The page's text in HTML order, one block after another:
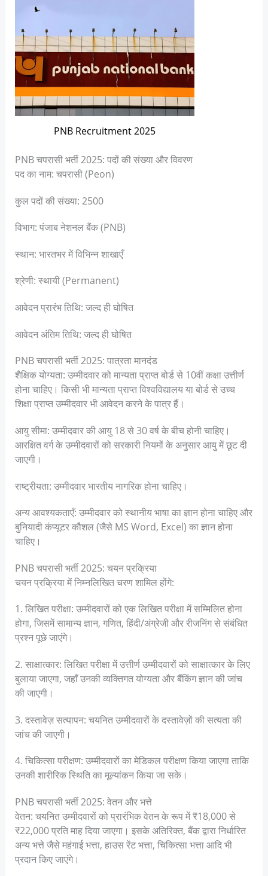
PNB Recruitment 2025
PNB चपरासी भर्ती 2025: पदों की संख्या और विवरण
पद का नाम: चपरासी (Peon)
कुल पदों की संख्या: 2500
विभाग: पंजाब नेशनल बैंक (PNB)
स्थान: भारतभर में विभिन्न शाखाएँ
श्रेणी: स्थायी (Permanent)
आवेदन प्रारंभ तिथि: जल्द ही घोषित
आवेदन अंतिम तिथि: जल्द ही घोषित
PNB चपरासी भर्ती 2025: पात्रता मानदंड
शैक्षिक योग्यता: उम्मीदवार को मान्यता प्राप्त बोर्ड से 10वीं कक्षा उत्तीर्ण
होना चाहिए। किसी भी मान्यता प्राप्त विश्वविद्यालय या बोर्ड से उच्च
शिक्षा प्राप्त उम्मीदवार भी आवेदन करने के पात्र हैं।
आयु सीमा: उम्मीदवार की आयु 18 से 30 वर्ष के बीच होनी चाहिए।
आरक्षित वर्ग के उम्मीदवारों को सरकारी नियमों के अनुसार आयु में छूट दी
जाएगी।
राष्ट्रीयता: उम्मीदवार भारतीय नागरिक होना चाहिए।
अन्य आवश्यकताएँ: उम्मीदवार को स्थानीय भाषा का ज्ञान होना चाहिए और
बुनियादी कंप्यूटर कौशल (जैसे MS Word, Excel) का ज्ञान होना
चाहिए।
PNB चपरासी भर्ती 2025: चयन प्रक्रिया
चयन प्रक्रिया में निम्नलिखित चरण शामिल होंगे:
1. लिखित परीक्षा: उम्मीदवारों को एक लिखित परीक्षा में सम्मिलित होना
होगा, जिसमें सामान्य ज्ञान, गणित, हिंदी/अंग्रेजी और रीजनिंग से संबंधित
प्रश्न पूछे जाएंगे।
2. साक्षात्कार: लिखित परीक्षा में उत्तीर्ण उम्मीदवारों को साक्षात्कार के लिए
बुलाया जाएगा, जहाँ उनकी व्यक्तिगत योग्यता और बैंकिंग ज्ञान की जांच
की जाएगी।
3. दस्तावेज़ सत्यापन: चयनित उम्मीदवारों के दस्तावेज़ों की सत्यता की
जांच की जाएगी।
4. चिकित्सा परीक्षण: उम्मीदवारों का मेडिकल परीक्षण किया जाएगा ताकि
उनकी शारीरिक स्थिति का मूल्यांकन किया जा सके।
PNB चपरासी भर्ती 2025: वेतन और भत्ते
वेतन: चयनित उम्मीदवारों को प्रारंभिक वेतन के रूप में ₹18,000 से
₹22,000 प्रति माह दिया जाएगा। इसके अतिरिक्त, बैंक द्वारा निर्धारित
अन्य भत्ते जैसे महंगाई भत्ता, हाउस रेंट भत्ता, चिकित्सा भत्ता आदि भी
प्रदान किए जाएंगे।